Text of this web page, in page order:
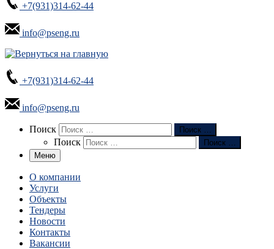
+7(931)314-62-44
info@pseng.ru
+7(931)314-62-44
info@pseng.ru
Search
Поиск Поиск …
Поиск
Поиск …
Меню
О компании
Услуги
Объекты
Тендеры
Новости
Контакты
Вакансии